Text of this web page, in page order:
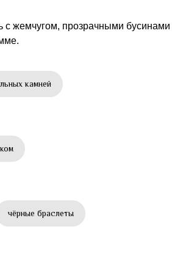
с жемчугом, прозрачными бусинами
камней
чёрные браслеты